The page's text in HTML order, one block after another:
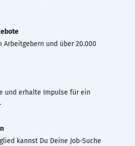
Arbeitgebern und über 20.000
und erhalte Impulse für ein
kannst Du Deine Job-Suche